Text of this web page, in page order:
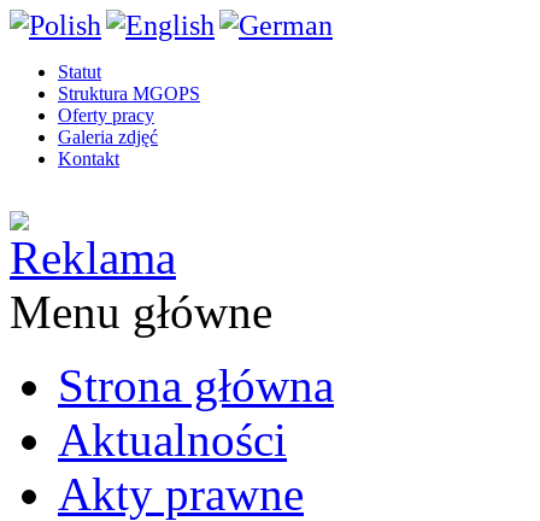
Statut
Struktura MGOPS
Oferty pracy
Galeria zdjęć
Kontakt
Menu główne
Strona główna
Aktualności
Akty prawne